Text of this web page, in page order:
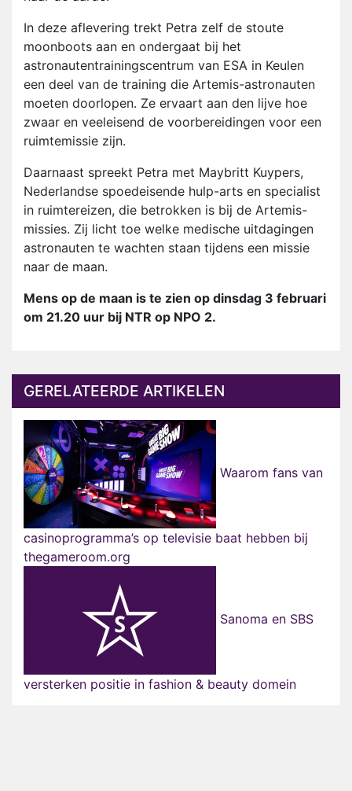
In deze aflevering trekt Petra zelf de stoute
moonboots aan en ondergaat bij het
astronautentrainingscentrum van ESA in Keulen
een deel van de training die Artemis-astronauten
moeten doorlopen. Ze ervaart aan den lijve hoe
zwaar en veeleisend de voorbereidingen voor een
ruimtemissie zijn.
Daarnaast spreekt Petra met Maybritt Kuypers,
Nederlandse spoedeisende hulp-arts en specialist
in ruimtereizen, die betrokken is bij de Artemis-
missies. Zij licht toe welke medische uitdagingen
astronauten te wachten staan tijdens een missie
naar de maan.
Mens op de maan is te zien op dinsdag 3 februari
om 21.20 uur bij NTR op NPO 2.
GERELATEERDE ARTIKELEN
Waarom fans van
casinoprogramma’s op televisie baat hebben bij
thegameroom.org
Sanoma en SBS
versterken positie in fashion & beauty domein